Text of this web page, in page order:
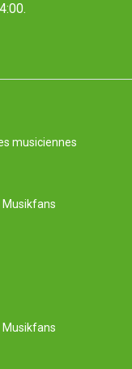
musiciennes
Musikfans
Musikfans